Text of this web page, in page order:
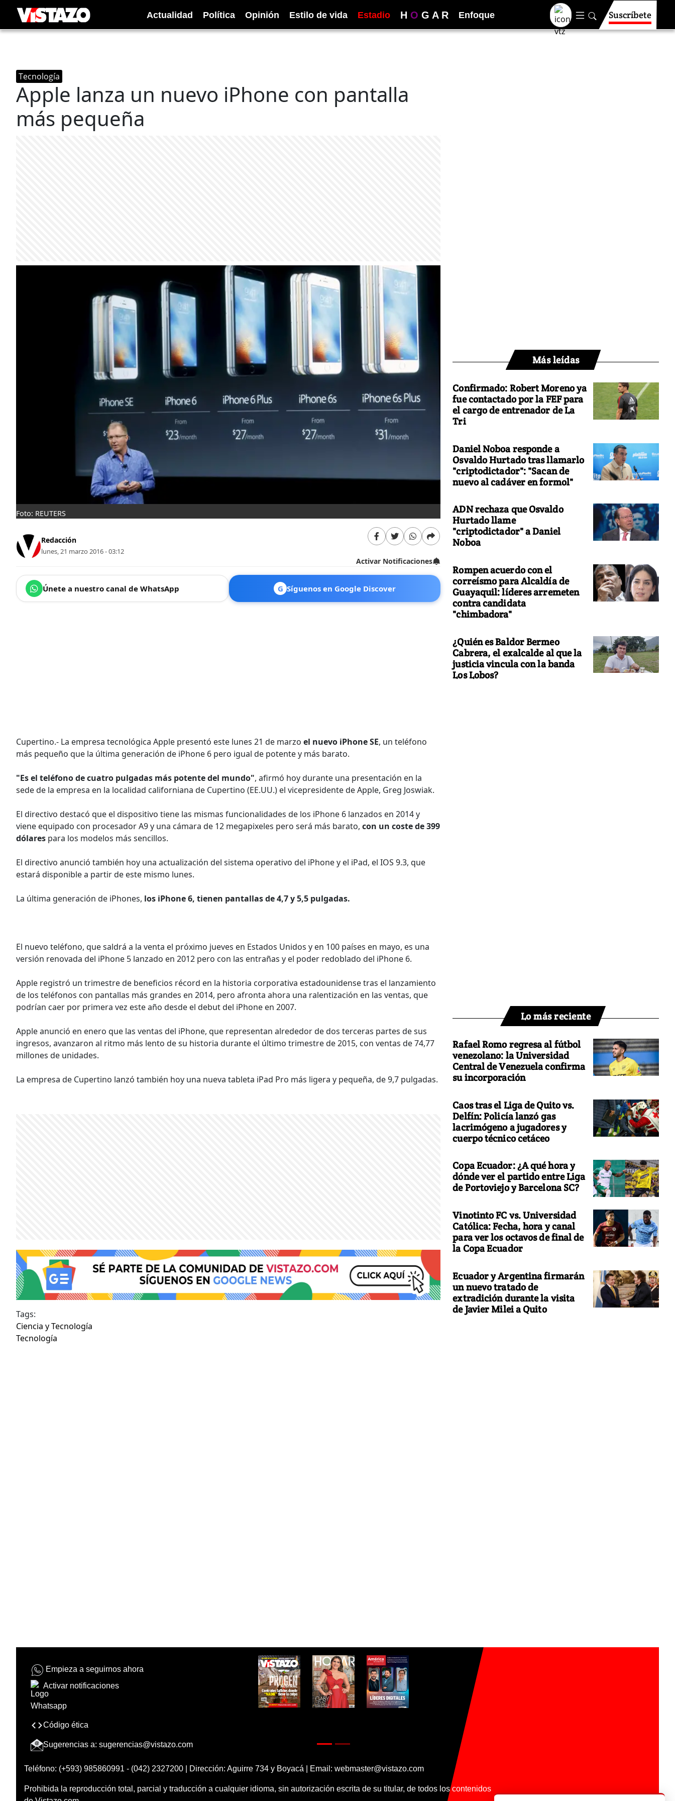
Actualidad Política Opinión Estilo de vida Estadio H O G A R Enfoque Suscríbete
Tecnología
Apple lanza un nuevo iPhone con pantalla
más pequeña
Foto: REUTERS
Redacción
lunes, 21 marzo 2016 - 03:12
Activar Notificaciones
Únete a nuestro canal de WhatsApp G Síguenos en Google Discover
Cupertino.- La empresa tecnológica Apple presentó este lunes 21 de marzo el nuevo iPhone SE, un teléfono
más pequeño que la última generación de iPhone 6 pero igual de potente y más barato.
"Es el teléfono de cuatro pulgadas más potente del mundo", afirmó hoy durante una presentación en la
sede de la empresa en la localidad californiana de Cupertino (EE.UU.) el vicepresidente de Apple, Greg Joswiak.
El directivo destacó que el dispositivo tiene las mismas funcionalidades de los iPhone 6 lanzados en 2014 y
viene equipado con procesador A9 y una cámara de 12 megapixeles pero será más barato, con un coste de 399
dólares para los modelos más sencillos.
El directivo anunció también hoy una actualización del sistema operativo del iPhone y el iPad, el IOS 9.3, que
estará disponible a partir de este mismo lunes.
La última generación de iPhones, los iPhone 6, tienen pantallas de 4,7 y 5,5 pulgadas.
El nuevo teléfono, que saldrá a la venta el próximo jueves en Estados Unidos y en 100 países en mayo, es una
versión renovada del iPhone 5 lanzado en 2012 pero con las entrañas y el poder redoblado del iPhone 6.
Apple registró un trimestre de beneficios récord en la historia corporativa estadounidense tras el lanzamiento
de los teléfonos con pantallas más grandes en 2014, pero afronta ahora una ralentización en las ventas, que
podrían caer por primera vez este año desde el debut del iPhone en 2007.
Apple anunció en enero que las ventas del iPhone, que representan alrededor de dos terceras partes de sus
ingresos, avanzaron al ritmo más lento de su historia durante el último trimestre de 2015, con ventas de 74,77
millones de unidades.
La empresa de Cupertino lanzó también hoy una nueva tableta iPad Pro más ligera y pequeña, de 9,7 pulgadas.
Tags:
Ciencia y Tecnología
Tecnología
Más leídas
Confirmado: Robert Moreno ya
fue contactado por la FEF para
el cargo de entrenador de La
Tri
Daniel Noboa responde a
Osvaldo Hurtado tras llamarlo
"criptodictador": "Sacan de
nuevo al cadáver en formol"
ADN rechaza que Osvaldo
Hurtado llame
"criptodictador" a Daniel
Noboa
Rompen acuerdo con el
correísmo para Alcaldía de
Guayaquil: líderes arremeten
contra candidata
"chimbadora"
¿Quién es Baldor Bermeo
Cabrera, el exalcalde al que la
justicia vincula con la banda
Los Lobos?
Lo más reciente
Rafael Romo regresa al fútbol
venezolano: la Universidad
Central de Venezuela confirma
su incorporación
Caos tras el Liga de Quito vs.
Delfín: Policía lanzó gas
lacrimógeno a jugadores y
cuerpo técnico cetáceo
Copa Ecuador: ¿A qué hora y
dónde ver el partido entre Liga
de Portoviejo y Barcelona SC?
Vinotinto FC vs. Universidad
Católica: Fecha, hora y canal
para ver los octavos de final de
la Copa Ecuador
Ecuador y Argentina firmarán
un nuevo tratado de
extradición durante la visita
de Javier Milei a Quito
Empieza a seguirnos ahora
Activar notificaciones
Código ética
Sugerencias a: sugerencias@vistazo.com
Teléfono: (+593) 985860991 - (042) 2327200 | Dirección: Aguirre 734 y Boyacá | Email: webmaster@vistazo.com
Prohibida la reproducción total, parcial y traducción a cualquier idioma, sin autorización escrita de su titular, de todos los contenidos